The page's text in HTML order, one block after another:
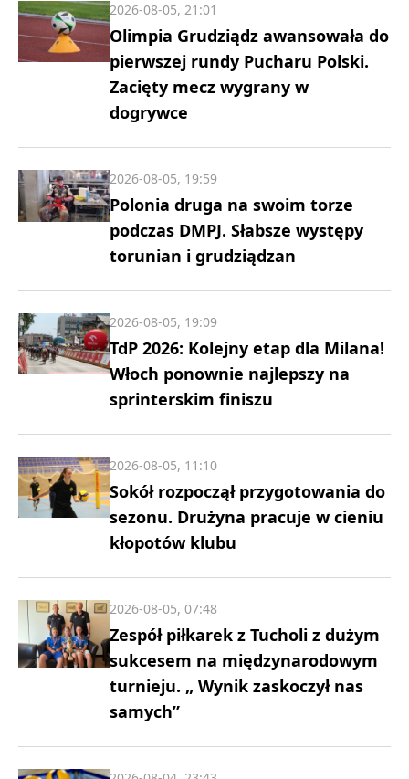
Olimpia Grudziądz awansowała do
pierwszej rundy Pucharu Polski.
Zacięty mecz wygrany w
dogrywce
2026-08-05, 21:01
Polonia druga na swoim torze
podczas DMPJ. Słabsze występy
torunian i grudziądzan
2026-08-05, 19:59
TdP 2026: Kolejny etap dla Milana!
Włoch ponownie najlepszy na
sprinterskim finiszu
2026-08-05, 19:09
Sokół rozpoczął przygotowania do
sezonu. Drużyna pracuje w cieniu
kłopotów klubu
2026-08-05, 11:10
Zespół piłkarek z Tucholi z dużym
sukcesem na międzynarodowym
turnieju. „ Wynik zaskoczył nas
samych”
2026-08-05, 07:48